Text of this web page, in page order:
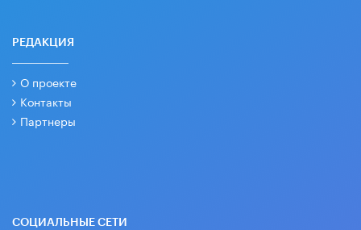
РЕДАКЦИЯ
О проекте
Контакты
Партнеры
СОЦИАЛЬНЫЕ СЕТИ